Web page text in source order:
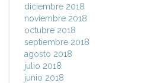
diciembre 2018
noviembre 2018
octubre 2018
septiembre 2018
agosto 2018
julio 2018
junio 2018